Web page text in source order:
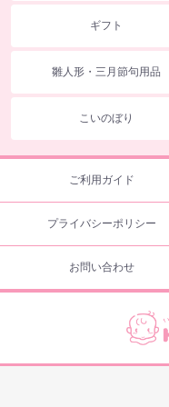
ギフト
雛人形・三月節句用品
こいのぼり
ご利用ガイド
プライバシーポリシー
お問い合わせ